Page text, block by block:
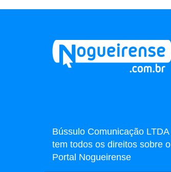
Bússulo Comunicação LTDA
tem todos os direitos sobre o
Portal Nogueirense